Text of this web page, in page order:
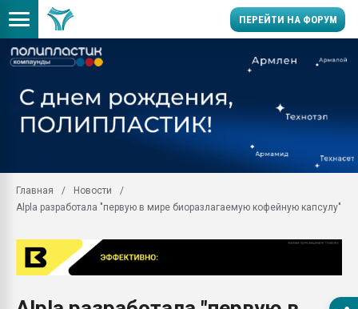
ПЕРЕЙТИ НА ФОРУМ
Вакуум-формовочные
28.07.2026
бутылок
Материал поверхности
Главная
Новости
Alpla разработала "первую в мире биоразлагаемую кофейную капсулу"